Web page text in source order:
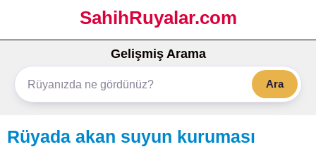
SahihRuyalar.com
Gelişmiş Arama
Ara
Rüyada akan suyun kuruması